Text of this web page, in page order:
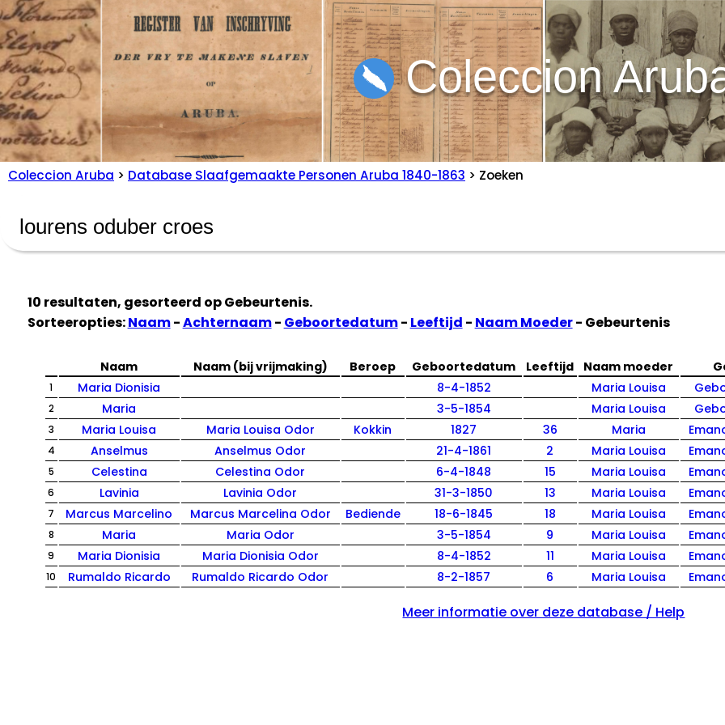
Coleccion
Coleccion Aruba > Database Slaafgemaakte Personen Aruba 1840-1863 > Zoeken
10 resultaten, gesorteerd opGebeurtenis.
Sorteeropties:Naam-Achternaam- Geboortedatum- Leeftijd - Naam Moeder- Gebeurtenis
Naam Naam (bij vrijmaking) Beroep Geboortedatum Leeftijd Naam moeder
1 Maria Dionisia 8-4-1852 Maria Louisa
2 Maria 3-5-1854 Maria Louisa
3 Maria Louisa Maria Louisa Odor Kokkin 1827 36 Maria
4 Anselmus Anselmus Odor 21-4-1861 2 Maria Louisa
5 Celestina Celestina Odor 6-4-1848 15 Maria Louisa
6 Lavinia Lavinia Odor 31-3-1850 13 Maria Louisa
7 Marcus Marcelino Marcus Marcelina Odor Bediende 18-6-1845 18 Maria Louisa
8 Maria Maria Odor 3-5-1854 9 Maria Louisa
9 Maria Dionisia Maria Dionisia Odor 8-4-1852 11 Maria Louisa
10 Rumaldo Ricardo Rumaldo Ricardo Odor 8-2-1857 6 Maria Louisa
Meer informatie over deze database / Help